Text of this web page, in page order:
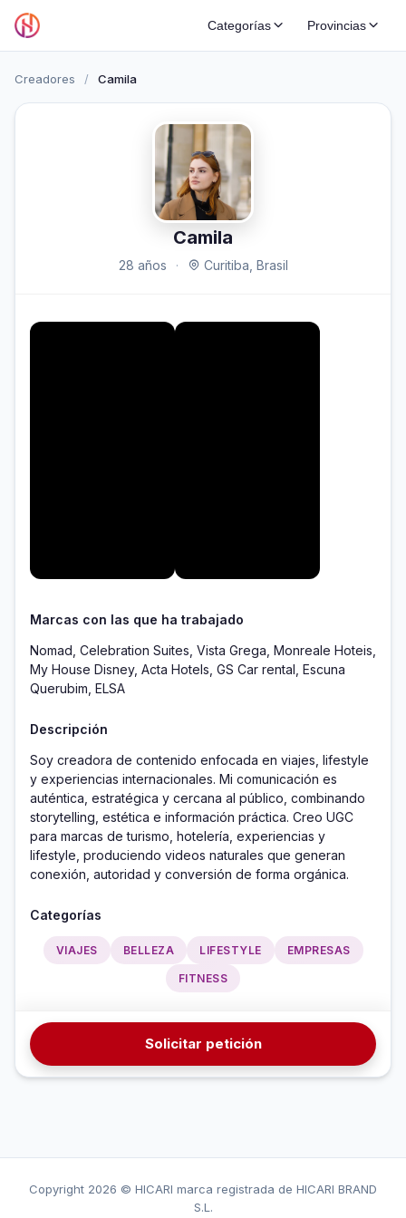
Categorías Provincias
Creadores / Camila
Camila
28 años · Curitiba, Brasil
Marcas con las que ha trabajado
Nomad, Celebration Suites, Vista Grega, Monreale Hoteis,
My House Disney, Acta Hotels, GS Car rental, Escuna
Querubim, ELSA
Descripción
Soy creadora de contenido enfocada en viajes, lifestyle
y experiencias internacionales. Mi comunicación es
auténtica, estratégica y cercana al público, combinando
storytelling, estética e información práctica. Creo UGC
para marcas de turismo, hotelería, experiencias y
lifestyle, produciendo videos naturales que generan
conexión, autoridad y conversión de forma orgánica.
Categorías
VIAJES BELLEZA LIFESTYLE EMPRESAS
FITNESS
Solicitar petición
Copyright 2026 © HICARI marca registrada de HICARI BRAND
S.L.